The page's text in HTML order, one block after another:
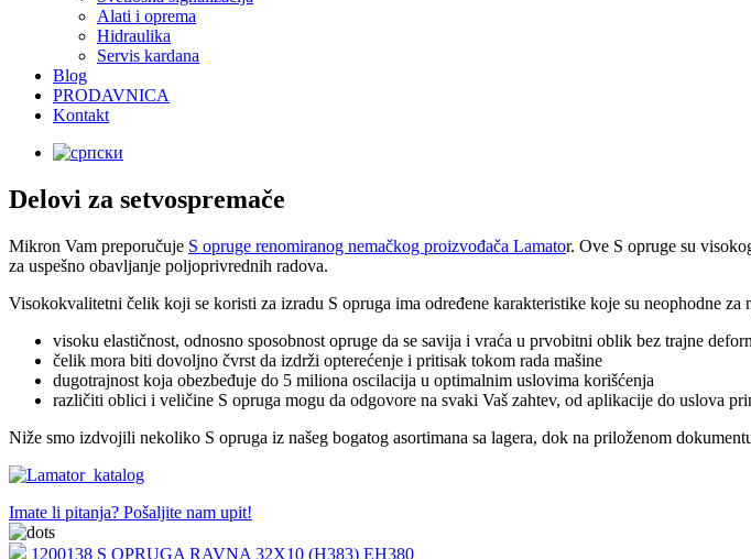
Alati i oprema
Hidraulika
Servis kardana
Blog
PRODAVNICA
Kontakt
Delovi za setvospremače
Mikron Vam preporučuje S opruge renomiranog nemačkog proizvođača Lamator. Ove S opruge su
za uspešno obavljanje poljoprivrednih radova.
Visokokvalitetni čelik koji se koristi za izradu S opruga ima određene karakteristike koje su neophodne
visoku elastičnost, odnosno sposobnost opruge da se savija i vraća u prvobitni oblik bez trajne
čelik mora biti dovoljno čvrst da izdrži opterećenje i pritisak tokom rada mašine
dugotrajnost koja obezbeđuje do 5 miliona oscilacija u optimalnim uslovima korišćenja
različiti oblici i veličine S opruga mogu da odgovore na svaki Vaš zahtev, od aplikacije do uslova
Niže smo izdvojili nekoliko S opruga iz našeg bogatog asortimana sa lagera, dok na priloženom
Imate li pitanja? Pošaljite nam upit!
1200138 S OPRUGA RAVNA 32X10 (H383) EH380